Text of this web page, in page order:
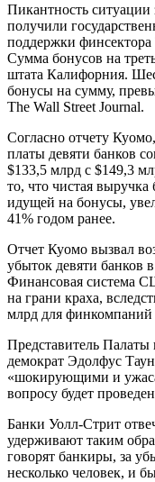
Пикантность ситуации
получили
поддержки финсектора
Сумма бонусов на
штата Калифорния.
бонусы на сумму,
The Wall Street Journal.
Согласно отчету
платы девяти банков
$133,5 млрд с $149,3
то, что чистая
идущей на бонусы,
41% годом ранее.
Отчет Куомо вызвал
убыток девяти банков
Финансовая система
на грани краха,
млрд для
Представитель
демократ Эдолфус
«шокирующими и
вопросу будет
Банки Уолл-Стрит
удерживают таким
говорят банкиры, за
несколько человек, и